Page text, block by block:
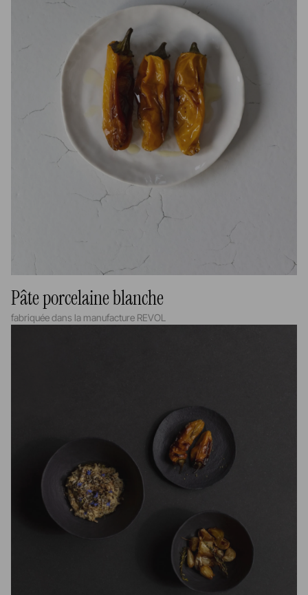
Pâte porcelaine blanche
fabriquée dans la manufacture REVOL